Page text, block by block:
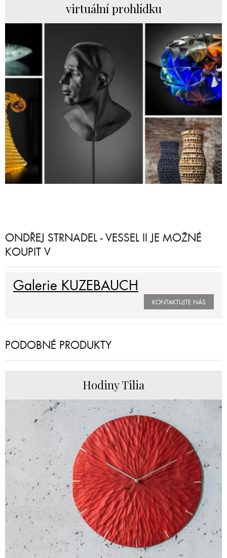
virtuální prohlídku
ONDŘEJ STRNADEL - VESSEL II JE MOŽNÉ
KOUPIT V
Galerie KUZEBAUCH
KONTAKTUJTE NÁS
PODOBNÉ PRODUKTY
Hodiny Tilia